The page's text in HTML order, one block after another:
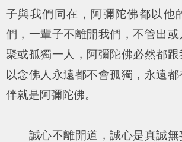
子與我們同在，阿彌陀佛都以他
們，一輩子不離開我們，不管出或
聚或孤獨一人，阿彌陀佛必然都
以念佛人永遠都不會孤獨，永遠
伴就是阿彌陀佛。
誠心不離開道，誠心是真誠無